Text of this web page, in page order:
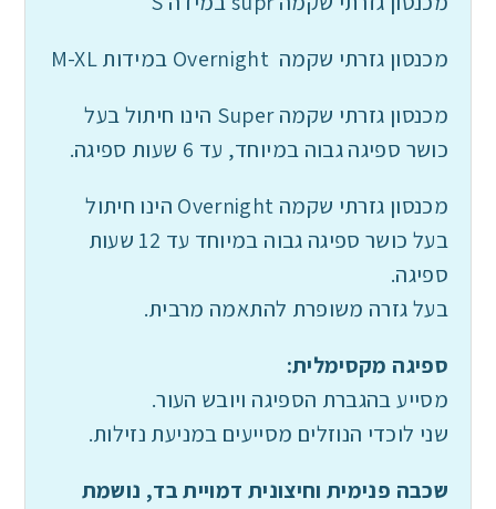
מכנסון גזרתי שקמה Overnight במידות M-XL
מכנסון גזרתי שקמה Super הינו חיתול בעל
כושר ספיגה גבוה במיוחד, עד 6 שעות ספיגה.
מכנסון גזרתי שקמה Overnight הינו חיתול
בעל כושר ספיגה גבוה במיוחד עד 12 שעות
ספיגה.
בעל גזרה משופרת להתאמה מרבית.
ספיגה מקסימלית:
מסייע בהגברת הספיגה ויובש העור.
שני לוכדי הנוזלים מסייעים במניעת נזילות.
שכבה פנימית וחיצונית דמויית בד, נושמת